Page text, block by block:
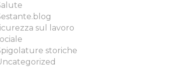
sul lavoro
storiche